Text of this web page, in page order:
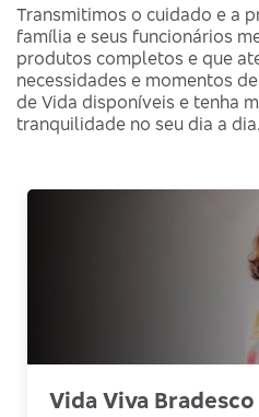
Transmitimos o cuidado e a
família e seus funcionários
produtos completos e que
necessidades e momentos
de Vida disponíveis e tenha
tranquilidade no seu dia a dia.
Vida Viva Bradesco